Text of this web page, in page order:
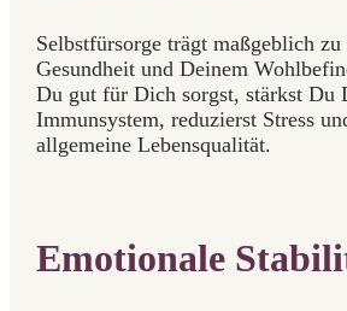
Selbstfürsorge trägt maßgeblich
Gesundheit und Deinem
Du gut für Dich sorgst, stärkst Du
Immunsystem, reduzierst Stress
allgemeine Lebensqualität.
Emotionale